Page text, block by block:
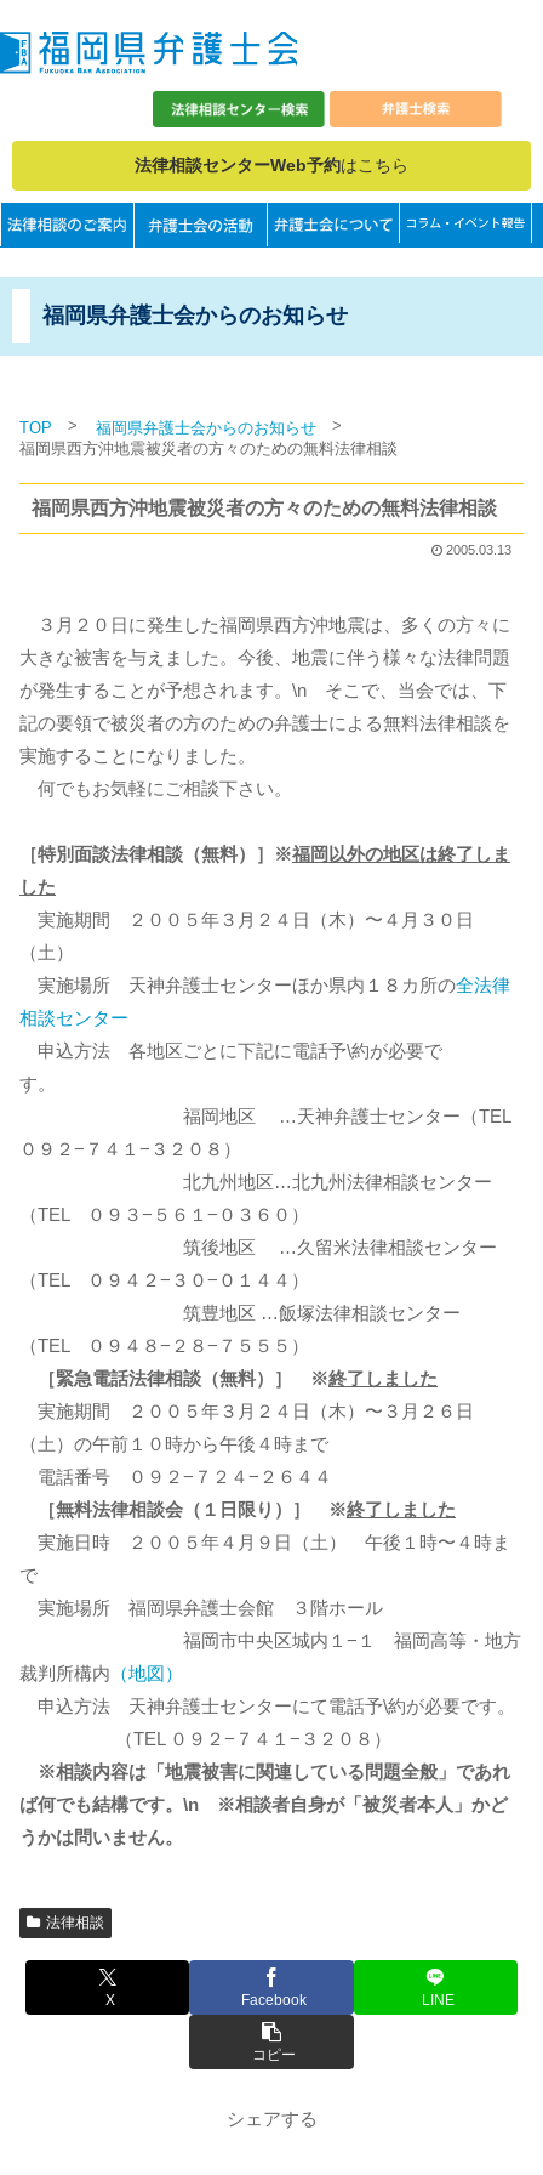
法律相談センターWeb予約はこちら
福岡県弁護士会からのお知らせ
TOP > 福岡県弁護士会からのお知らせ >
福岡県西方沖地震被災者の方々のための無料法律相談
福岡県西方沖地震被災者の方々のための無料法律相談
2005.03.13
３月２０日に発生した福岡県西方沖地震は、多くの方々に
大きな被害を与えました。今後、地震に伴う様々な法律問題
が発生することが予想されます。\n そこで、当会では、下
記の要領で被災者の方のための弁護士による無料法律相談を
実施することになりました。
何でもお気軽にご相談下さい。
［特別面談法律相談（無料）］※福岡以外の地区は終了しま
した
実施期間 ２００５年３月２４日（木）〜４月３０日
（土）
実施場所 天神弁護士センターほか県内１８カ所の全法律
相談センター
申込方法 各地区ごとに下記に電話予\約が必要で
す。
福岡地区 …天神弁護士センター（TEL
０９２−７４１−３２０８）
北九州地区…北九州法律相談センター
（TEL ０９３−５６１−０３６０）
筑後地区 …久留米法律相談センター
（TEL ０９４２−３０−０１４４）
筑豊地区 …飯塚法律相談センター
（TEL ０９４８−２８−７５５５）
［緊急電話法律相談（無料）］ ※終了しました
実施期間 ２００５年３月２４日（木）〜３月２６日
（土）の午前１０時から午後４時まで
電話番号 ０９２−７２４−２６４４
［無料法律相談会（１日限り）］ ※終了しました
実施日時 ２００５年４月９日（土） 午後１時〜４時ま
で
実施場所 福岡県弁護士会館 ３階ホール
福岡市中央区城内１−１ 福岡高等・地方
裁判所構内 （地図）
申込方法 天神弁護士センターにて電話予\約が必要です。
（TEL ０９２−７４１−３２０８）
※相談内容は「地震被害に関連している問題全般」であれ
ば何でも結構です。\n ※相談者自身が「被災者本人」かど
うかは問いません。
法律相談
X Facebook LINE
コピー
シェアする